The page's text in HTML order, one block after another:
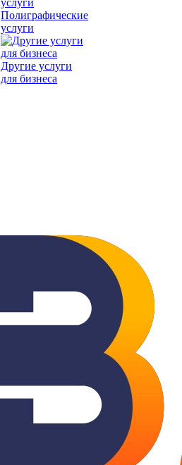
Полиграфические
услуги
Другие услуги
для бизнеса